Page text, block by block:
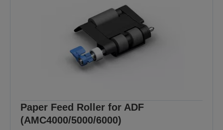
Paper Feed Roller for ADF
(AMC4000/5000/6000)